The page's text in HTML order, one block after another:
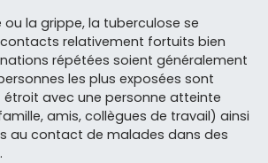
la grippe, la tuberculose se
relativement fortuits bien
répétées soient généralement
les plus exposées sont
avec une personne atteinte
amis, collègues de travail) ainsi
au contact de malades dans des